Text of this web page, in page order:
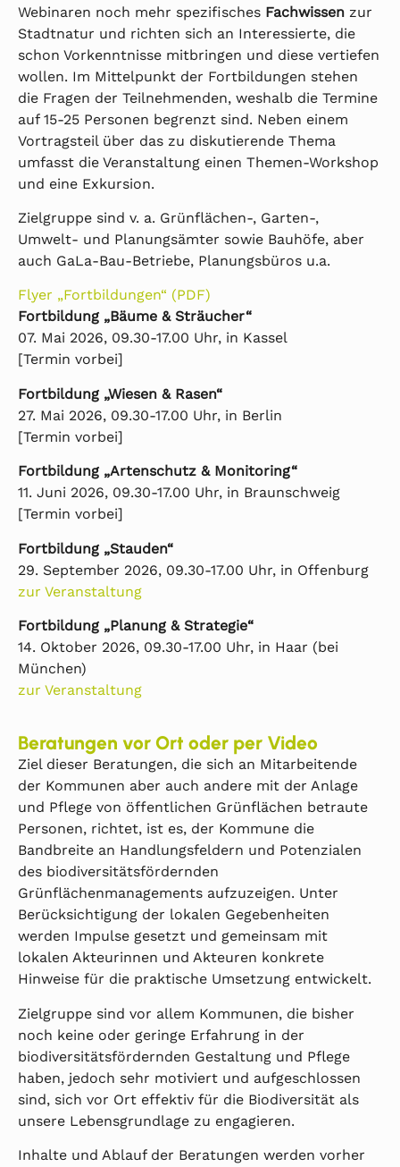
Webinaren noch mehr spezifisches Fachwissen zur
Stadtnatur und richten sich an Interessierte, die
schon Vorkenntnisse mitbringen und diese vertiefen
wollen. Im Mittelpunkt der Fortbildungen stehen
die Fragen der Teilnehmenden, weshalb die Termine
auf 15-25 Personen begrenzt sind. Neben einem
Vortragsteil über das zu diskutierende Thema
umfasst die Veranstaltung einen Themen-Workshop
und eine Exkursion.
Zielgruppe sind v. a. Grünflächen-, Garten-,
Umwelt- und Planungsämter sowie Bauhöfe, aber
auch GaLa-Bau-Betriebe, Planungsbüros u.a.
Flyer „Fortbildungen“ (PDF)
Fortbildung „Bäume & Sträucher“
07. Mai 2026, 09.30-17.00 Uhr, in Kassel
[Termin vorbei]
Fortbildung „Wiesen & Rasen“
27. Mai 2026, 09.30-17.00 Uhr, in Berlin
[Termin vorbei]
Fortbildung „Artenschutz & Monitoring“
11. Juni 2026, 09.30-17.00 Uhr, in Braunschweig
[Termin vorbei]
Fortbildung „Stauden“
29. September 2026, 09.30-17.00 Uhr, in Offenburg
zur Veranstaltung
Fortbildung „Planung & Strategie“
14. Oktober 2026, 09.30-17.00 Uhr, in Haar (bei
München)
zur Veranstaltung
Beratungen vor Ort oder per Video
Ziel dieser Beratungen, die sich an Mitarbeitende
der Kommunen aber auch andere mit der Anlage
und Pflege von öffentlichen Grünflächen betraute
Personen, richtet, ist es, der Kommune die
Bandbreite an Handlungsfeldern und Potenzialen
des biodiversitätsfördernden
Grünflächenmanagements aufzuzeigen. Unter
Berücksichtigung der lokalen Gegebenheiten
werden Impulse gesetzt und gemeinsam mit
lokalen Akteurinnen und Akteuren konkrete
Hinweise für die praktische Umsetzung entwickelt.
Zielgruppe sind vor allem Kommunen, die bisher
noch keine oder geringe Erfahrung in der
biodiversitätsfördernden Gestaltung und Pflege
haben, jedoch sehr motiviert und aufgeschlossen
sind, sich vor Ort effektiv für die Biodiversität als
unsere Lebensgrundlage zu engagieren.
Inhalte und Ablauf der Beratungen werden vorher